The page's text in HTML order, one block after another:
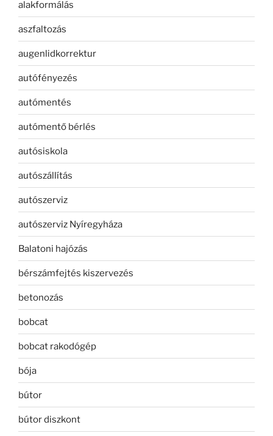
alakformálás
aszfaltozás
augenlidkorrektur
autófényezés
autómentés
autómentő bérlés
autósiskola
autószállítás
autószerviz
autószerviz Nyíregyháza
Balatoni hajózás
bérszámfejtés kiszervezés
betonozás
bobcat
bobcat rakodógép
bója
bútor
bútor diszkont